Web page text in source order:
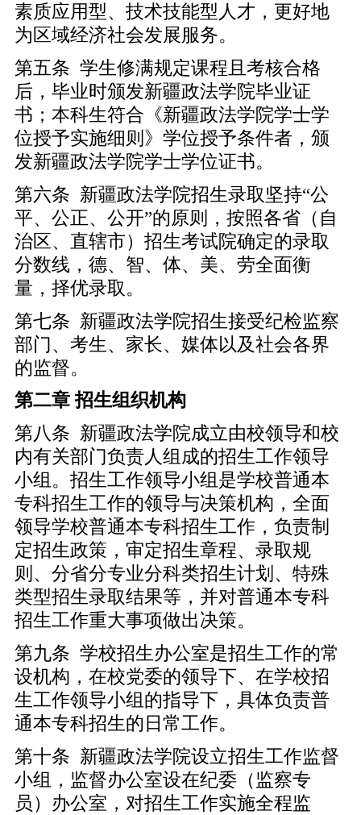
素质应用型、技术技能型人才，更好地
为区域经济社会发展服务。
第五条 学生修满规定课程且考核合格
后，毕业时颁发新疆政法学院毕业证
书；本科生符合《新疆政法学院学士学
位授予实施细则》学位授予条件者，颁
发新疆政法学院学士学位证书。
第六条 新疆政法学院招生录取坚持“公
平、公正、公开”的原则，按照各省（自
治区、直辖市）招生考试院确定的录取
分数线，德、智、体、美、劳全面衡
量，择优录取。
第七条 新疆政法学院招生接受纪检监察
部门、考生、家长、媒体以及社会各界
的监督。
第二章 招生组织机构
第八条 新疆政法学院成立由校领导和校
内有关部门负责人组成的招生工作领导
小组。招生工作领导小组是学校普通本
专科招生工作的领导与决策机构，全面
领导学校普通本专科招生工作，负责制
定招生政策，审定招生章程、录取规
则、分省分专业分科类招生计划、特殊
类型招生录取结果等，并对普通本专科
招生工作重大事项做出决策。
第九条 学校招生办公室是招生工作的常
设机构，在校党委的领导下、在学校招
生工作领导小组的指导下，具体负责普
通本专科招生的日常工作。
第十条 新疆政法学院设立招生工作监督
小组，监督办公室设在纪委（监察专
员）办公室，对招生工作实施全程监